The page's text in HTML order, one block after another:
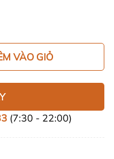
VÀO GIỎ
(7:30 - 22:00)